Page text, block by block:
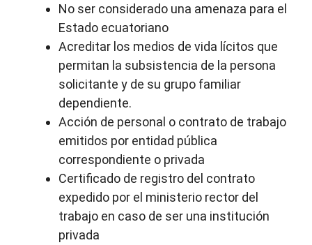
No ser considerado una amenaza para el
Estado ecuatoriano
Acreditar los medios de vida lícitos que
permitan la subsistencia de la persona
solicitante y de su grupo familiar
dependiente.
Acción de personal o contrato de trabajo
emitidos por entidad pública
correspondiente o privada
Certificado de registro del contrato
expedido por el ministerio rector del
trabajo en caso de ser una institución
privada